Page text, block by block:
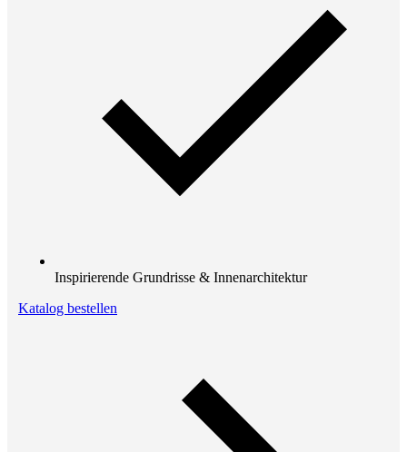
Inspirierende Grundrisse & Innenarchitektur
Katalog bestellen